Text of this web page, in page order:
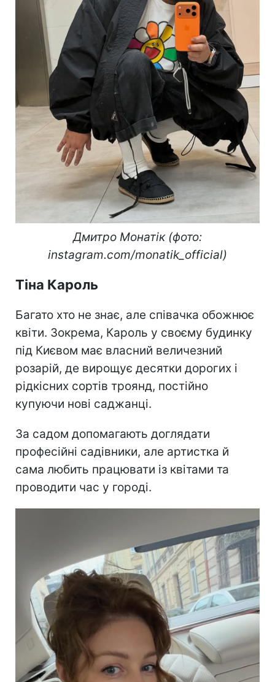
Дмитро Монатік (фото:
instagram.com/monatik_official)
Тіна Кароль
Багато хто не знає, але співачка обожнює
квіти. Зокрема, Кароль у своєму будинку
під Києвом має власний величезний
розарій, де вирощує десятки дорогих і
рідкісних сортів троянд, постійно
купуючи нові саджанці.
За садом допомагають доглядати
професійні садівники, але артистка й
сама любить працювати із квітами та
проводити час у городі.